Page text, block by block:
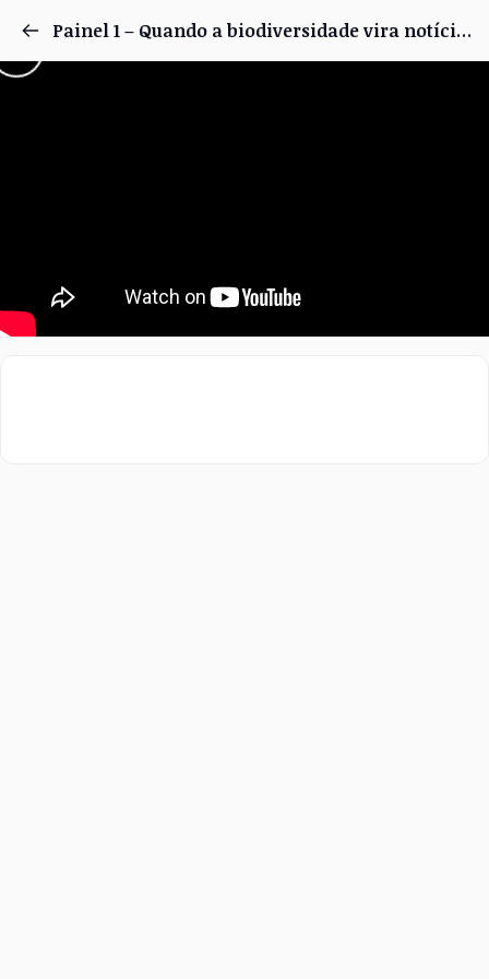
Painel 1 – Quando a biodiversidade vira notícia: desafios do jornalismo ambiental